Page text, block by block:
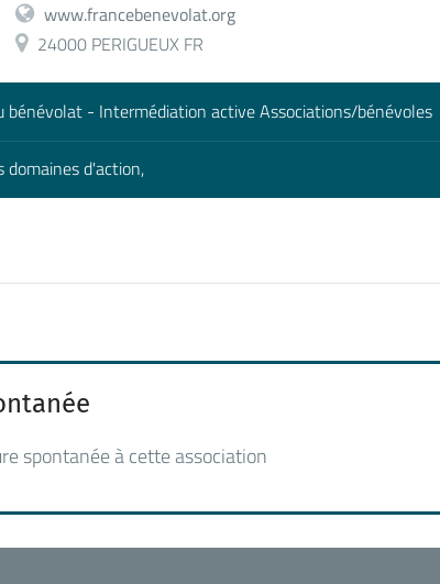
www.francebenevolat.org
24000 PERIGUEUX FR
bénévolat - Intermédiation active Associations/bénévoles
domaines d'action,
spontanée à cette association